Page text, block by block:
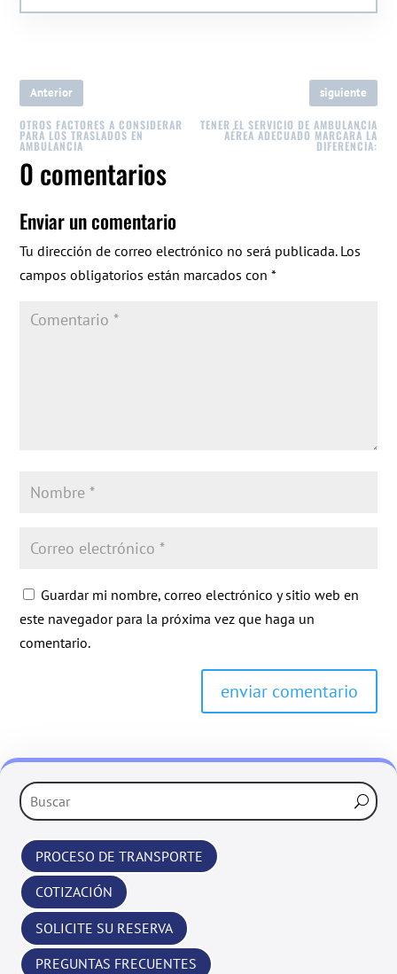
‹
Anterior
OTROS FACTORES A CONSIDERAR
PARA LOS TRASLADOS EN
AMBULANCIA
siguiente
›
TENER EL SERVICIO DE AMBULANCIA
AÉREA ADECUADO MARCARÁ LA
DIFERENCIA:
0 comentarios
Enviar un comentario
Tu dirección de correo electrónico no será publicada. Los
campos obligatorios están marcados con*
Guardar mi nombre, correo electrónico y sitio web en
este navegador para la próxima vez que haga un
comentario.
enviar comentario
PROCESO DE TRANSPORTE
COTIZACIÓN
SOLICITE SU RESERVA
PREGUNTAS FRECUENTES